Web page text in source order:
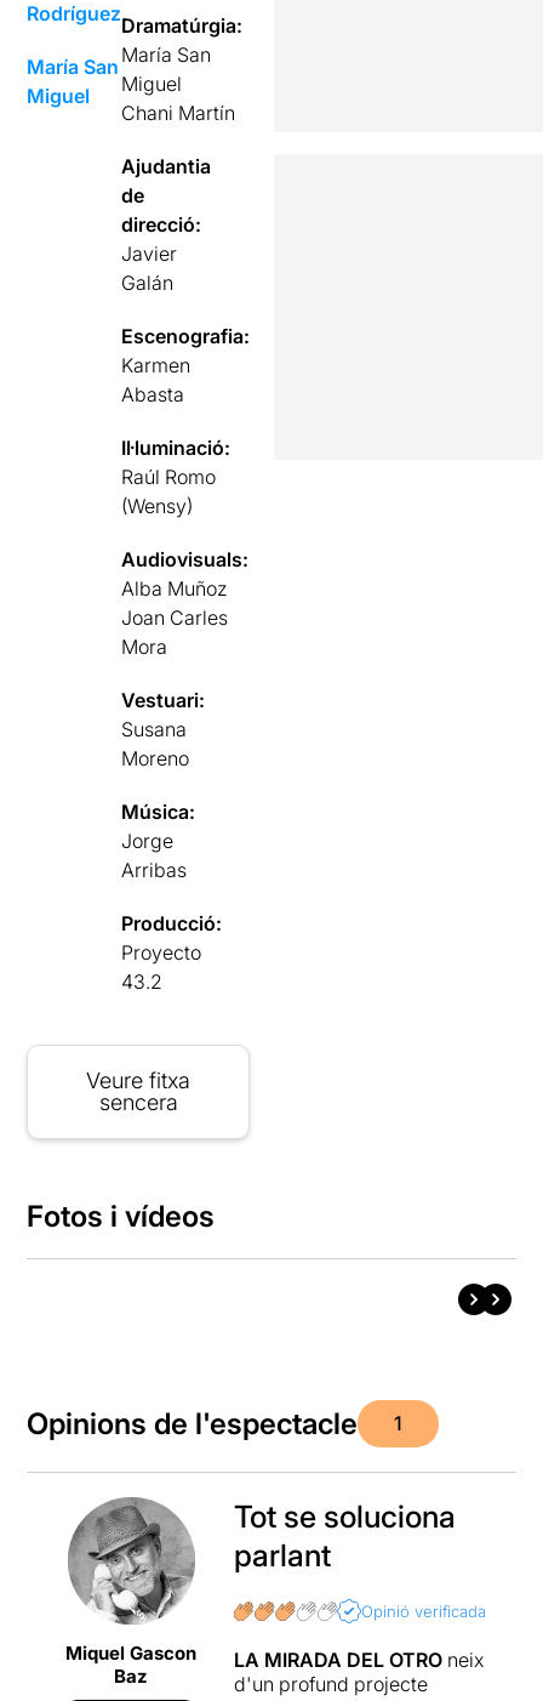
Rodríguez
María San
Miguel
Dramatúrgia:
María San
Miguel
Chani Martín
Ajudantia
de
direcció:
Javier
Galán
Escenografia:
Karmen
Abasta
Il·luminació:
Raúl Romo
(Wensy)
Audiovisuals:
Alba Muñoz
Joan Carles
Mora
Vestuari:
Susana
Moreno
Música:
Jorge
Arribas
Producció:
Proyecto
43.2
Veure fitxa
sencera
Fotos i vídeos
Opinions de l'espectacle 1
Miquel Gascon
Baz
Tot se soluciona
parlant
Opinió verificada
LA MIRADA DEL OTROneix
d'un profund projecte